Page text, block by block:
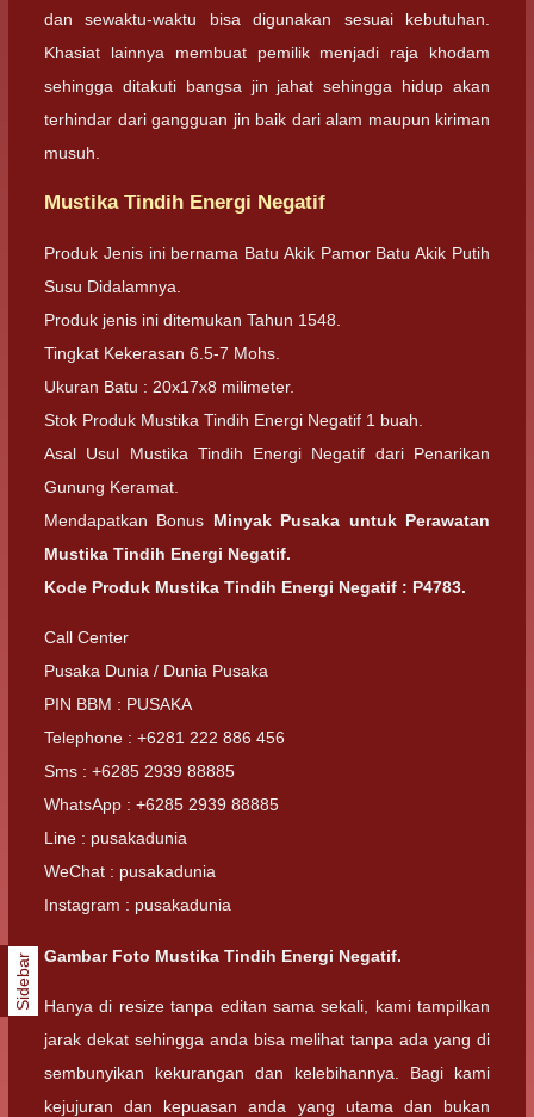
dan sewaktu-waktu bisa digunakan sesuai kebutuhan.
Khasiat lainnya membuat pemilik menjadi raja khodam
sehingga ditakuti bangsa jin jahat sehingga hidup akan
terhindar dari gangguan jin baik dari alam maupun kiriman
musuh.
Mustika Tindih Energi Negatif
Produk Jenis ini bernama Batu Akik Pamor Batu Akik Putih
Susu Didalamnya.
Produk jenis ini ditemukan Tahun 1548.
Tingkat Kekerasan 6.5-7 Mohs.
Ukuran Batu : 20x17x8 milimeter.
Stok Produk Mustika Tindih Energi Negatif 1 buah.
Asal Usul Mustika Tindih Energi Negatif dari Penarikan
Gunung Keramat.
Mendapatkan Bonus Minyak Pusaka untuk Perawatan
Mustika Tindih Energi Negatif.
Kode Produk Mustika Tindih Energi Negatif : P4783.
Call Center
Pusaka Dunia / Dunia Pusaka
PIN BBM : PUSAKA
Telephone : +6281 222 886 456
Sms : +6285 2939 88885
WhatsApp : +6285 2939 88885
Line : pusakadunia
WeChat : pusakadunia
Instagram : pusakadunia
Gambar Foto Mustika Tindih Energi Negatif.
Hanya di resize tanpa editan sama sekali, kami tampilkan
jarak dekat sehingga anda bisa melihat tanpa ada yang di
sembunyikan kekurangan dan kelebihannya. Bagi kami
kejujuran dan kepuasan anda yang utama dan bukan
Sidebar